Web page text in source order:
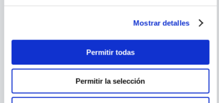
Mostrar detalles
Permitir todas
Permitir la selección
ROBERT GREENE; 50
CENT
TRUE BELIEVER - THE RISE